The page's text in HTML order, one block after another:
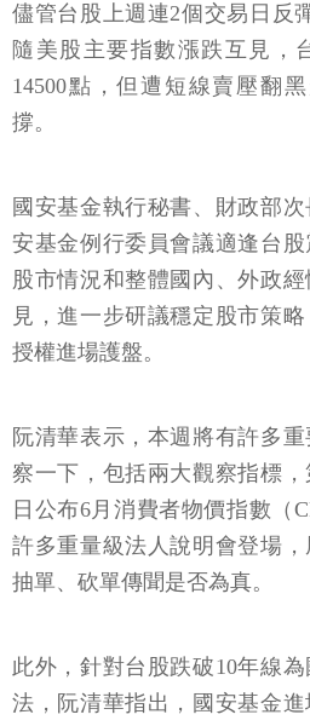
儘管台股上週連2個交易日反
隨美股主要指數漲跌互見，
14500點，但遭短線賣壓翻
撐。
國安基金執行秘書、財政部
安基金例行委員會議適逢台
股市情況和整體國內、外政
見，進一步研議穩定股市策
授權進場護盤。
阮清華表示，本週將有許多
察一下，包括兩大觀察指標
日公布6月消費者物價指數（
許多重量級法人說明會登場
抽單、砍單傳聞是否為真。
此外，針對台股跌破10年線
法，阮清華指出，國安基金進